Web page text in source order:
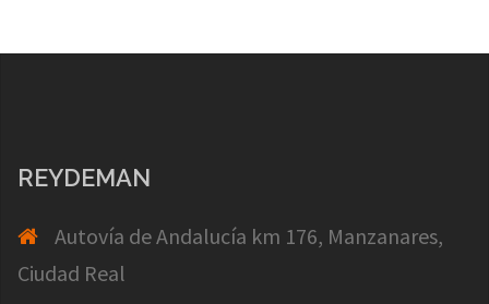
REYDEMAN
Autovía de Andalucía km 176, Manzanares,
Ciudad Real